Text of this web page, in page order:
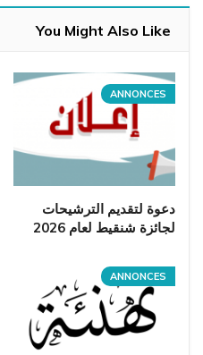
You Might Also Like
ANNONCES
دعوة لتقديم الترشيحات
لجائزة شنقيط لعام 2026
ANNONCES